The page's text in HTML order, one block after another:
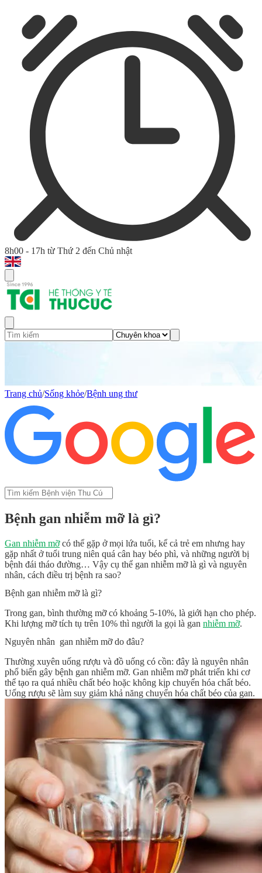
8h00 - 17h từ Thứ 2 đến Chủ nhật
Trang chủ/Sống khỏe/Bệnh ung thư
Bệnh gan nhiễm mỡ là gì?
Gan nhiễm mỡcó thể gặp ở mọi lứa tuổi, kể cả trẻ em nhưng hay
gặp nhất ở tuổi trung niên quá cân hay béo phì, và những người bị
bệnh đái tháo đường… Vậy cụ thể gan nhiễm mỡ là gì và nguyên
nhân, cách điều trị bệnh ra sao?
Bệnh gan nhiễm mỡ là gì?
Trong gan, bình thường mỡ có khoảng 5-10%, là giới hạn cho phép.
Khi lượng mỡ tích tụ trên 10% thì người la gọi là gan nhiễm mỡ.
Nguyên nhân gan nhiễm mỡ do đâu?
Thường xuyên uống rượu và đồ uống có cồn: đây là nguyên nhân
phổ biến gây bệnh gan nhiễm mỡ. Gan nhiễm mỡ phát triển khi cơ
thể tạo ra quá nhiều chất béo hoặc không kịp chuyển hóa chất béo.
Uống rượu sẽ làm suy giảm khả năng chuyển hóa chất béo của gan.